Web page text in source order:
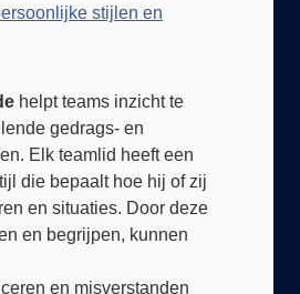
gedrags- en
Elk teamlid heeft een
die bepaalt hoe hij of zij
en situaties. Door deze
en begrijpen, kunnen
en misverstanden